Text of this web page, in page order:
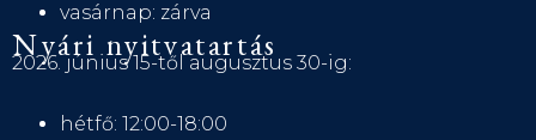
vasárnap: zárva
Nyári nyitvatartás
2026. június 15-től augusztus 30-ig:
hétfő: 12:00-18:00